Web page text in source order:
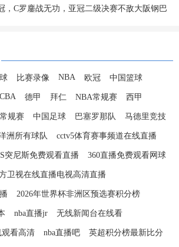
，C罗鏖战无功，亚冠二级决赛不敌大阪钢巴
比赛录像 NBA 欧冠 中国篮球
CBA 德甲 拜仁 NBA常规赛 西甲
规赛 中国足球 巴塞罗那队 马德里竞技
洲所有球队 cctv5体育赛事频道在线直播
突尼斯免费观看直播 360直播免费观看网球
卫视在线直播电视高清直播
2026年世界杯非洲区预选赛积分榜
nba直播jr 无线新闻台在线看
观看高清 nba直播吧 英超积分榜最新比分